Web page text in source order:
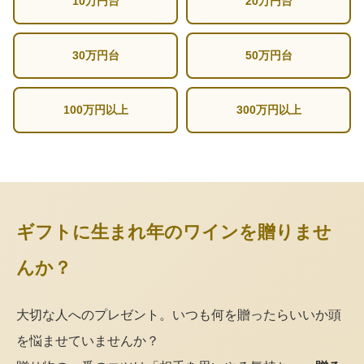
30万円台 50万円台
100万円以上 300万円以上
ギフトに生まれ年のワインを贈りませ
んか？
大切な人へのプレゼント。いつも何を贈ったらいいか頭
を悩ませていませんか？